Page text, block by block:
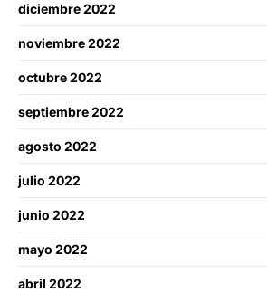
diciembre 2022
noviembre 2022
octubre 2022
septiembre 2022
agosto 2022
julio 2022
junio 2022
mayo 2022
abril 2022